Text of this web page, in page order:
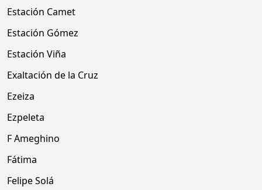
Estación Camet
Estación Gómez
Estación Viña
Exaltación de la Cruz
Ezeiza
Ezpeleta
F Ameghino
Fátima
Felipe Solá